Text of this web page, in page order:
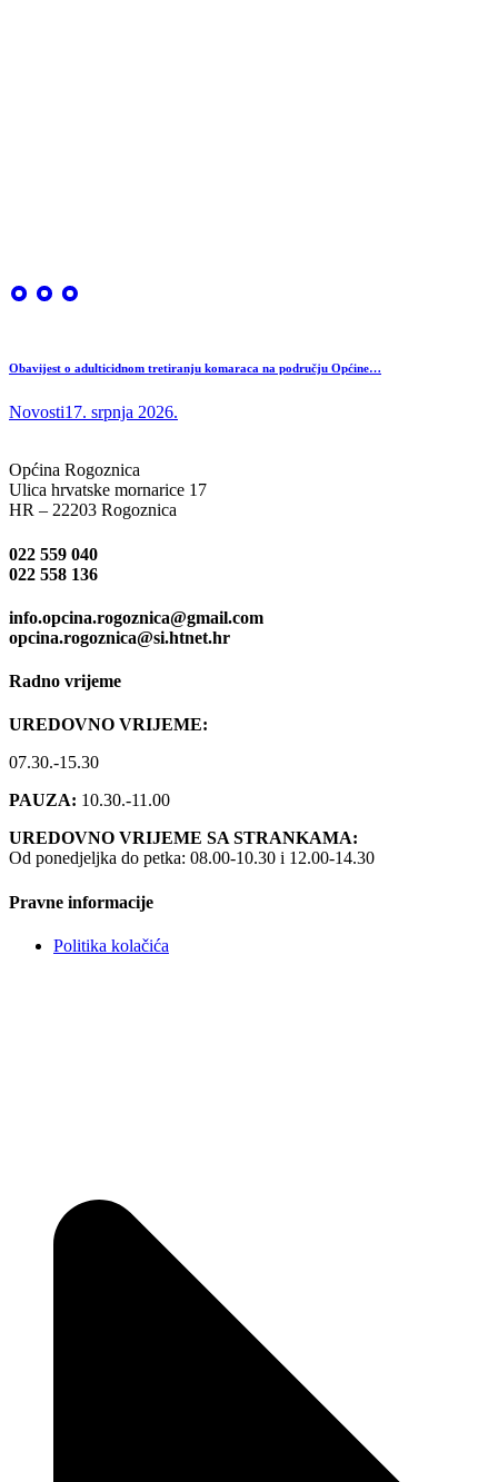
Obavijest o adulticidnom tretiranju komaraca na području Općine…
Novosti17. srpnja 2026.
Općina Rogoznica
Ulica hrvatske mornarice 17
HR – 22203 Rogoznica
022 559 040
022 558 136
info.opcina.rogoznica@gmail.com
opcina.rogoznica@si.htnet.hr
Radno vrijeme
UREDOVNO VRIJEME:
07.30.-15.30
PAUZA: 10.30.-11.00
UREDOVNO VRIJEME SA STRANKAMA:
Od ponedjeljka do petka: 08.00-10.30 i 12.00-14.30
Pravne informacije
Politika kolačića